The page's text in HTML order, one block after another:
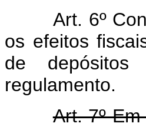
Art. 6º
os efeitos
de depósitos
regulamento.
Art. 7º